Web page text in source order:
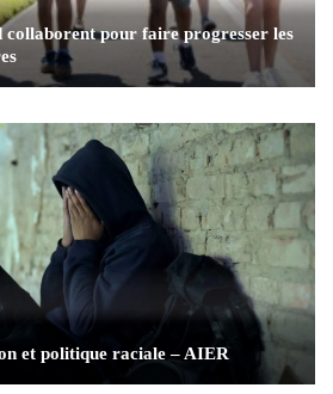
collaborent pour faire progresser les
et politique raciale – AIER